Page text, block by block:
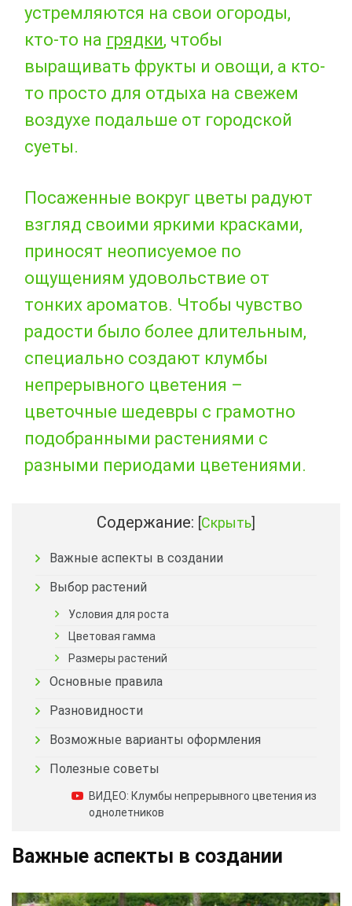
устремляются на свои огороды,
кто-то на грядки, чтобы
выращивать фрукты и овощи, а кто-
то просто для отдыха на свежем
воздухе подальше от городской
суеты.
Посаженные вокруг цветы радуют
взгляд своими яркими красками,
приносят неописуемое по
ощущениям удовольствие от
тонких ароматов. Чтобы чувство
радости было более длительным,
специально создают клумбы
непрерывного цветения –
цветочные шедевры с грамотно
подобранными растениями с
разными периодами цветениями.
Содержание: [Скрыть]
Важные аспекты в создании
Выбор растений
Условия для роста
Цветовая гамма
Размеры растений
Основные правила
Разновидности
Возможные варианты оформления
Полезные советы
ВИДЕО: Клумбы непрерывного цветения из
однолетников
Важные аспекты в создании